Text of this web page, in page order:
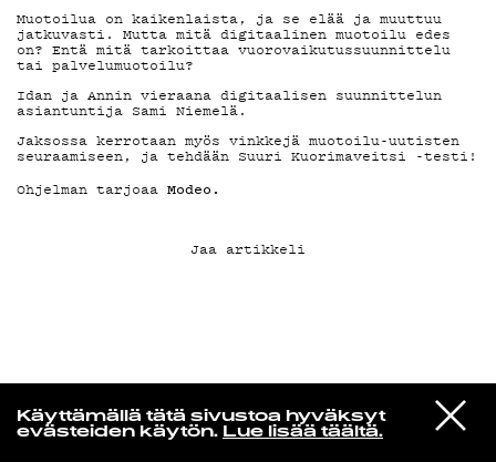
Käyttämällä tätä sivustoa hyväksyt
evästeiden käytön. Lue lisää täältä.
VIESTI
STUDIOON
Belle And Sebastian
When You're Not With Me
KIRJAUDU SISÄÄN
Muotoilua on kaikenlaista, ja se elää ja muuttuu
jatkuvasti. Mutta mitä digitaalinen muotoilu edes
on? Entä mitä tarkoittaa vuorovaikutussuunnittelu
tai palvelumuotoilu?
Idan ja Annin vieraana digitaalisen suunnittelun
asiantuntija Sami Niemelä.
Jaksossa kerrotaan myös vinkkejä muotoilu-uutisten
seuraamiseen, ja tehdään Suuri Kuorimaveitsi -testi!
Ohjelman tarjoaa Modeo.
Jaa artikkeli